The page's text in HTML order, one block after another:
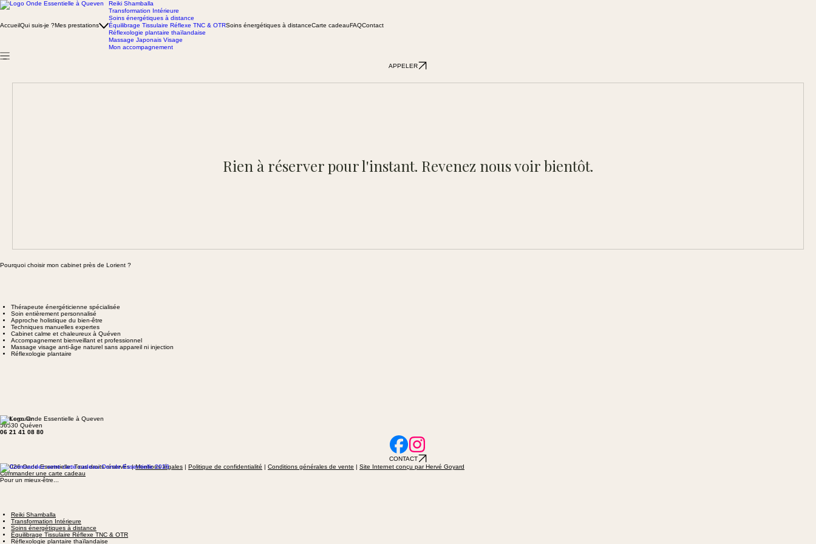
AccueilQui suis-je ?Mes prestations
Reiki Shamballa
Transformation Intérieure
Soins énergétiques à distance
Équilibrage Tissulaire Réflexe TNC & OTR
Réflexologie plantaire thaïlandaise
Massage Japonais Visage
Mon accompagnement
Soins énergétiques à distanceCarte cadeauFAQContact
APPELER
Rien à réserver pour l'instant. Revenez nous voir bientôt.
Pourquoi choisir mon cabinet près de Lorient ?
Thérapeute énergéticienne spécialisée
Soin entièrement personnalisé
Approche holistique du bien-être
Techniques manuelles expertes
Cabinet calme et chaleureux à Quéven
Accompagnement bienveillant et professionnel
Massage visage anti-âge naturel sans appareil ni injection
Réflexologie plantaire
73 Keroulan
56530 Quéven
06 21 41 08 80
CONTACT
© 2026 Onde Essentielle. Tous droits réservés |Mentions légales Politique de confidentialité Conditions générales de vente
Site Internet conçu par Hervé Goyard
Commander une carte cadeau
Pour un mieux-être...
Reiki Shamballa
Transformation Intérieure
Soins énergétiques à distance
Équilibrage Tissulaire Réflexe TNC & OTR
Réflexologie plantaire thaïlandaise